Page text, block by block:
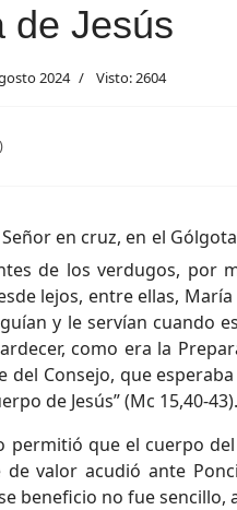
de Jesús
2024 Visto: 2604
en cruz, en el
de los verdugos, por
lejos, entre ellas,
y le servían cuando
como era la
del Consejo, que
de Jesús” (Mc 15,40-43).
permitió que el cuerpo
de valor acudió ante
beneficio no fue sencillo,